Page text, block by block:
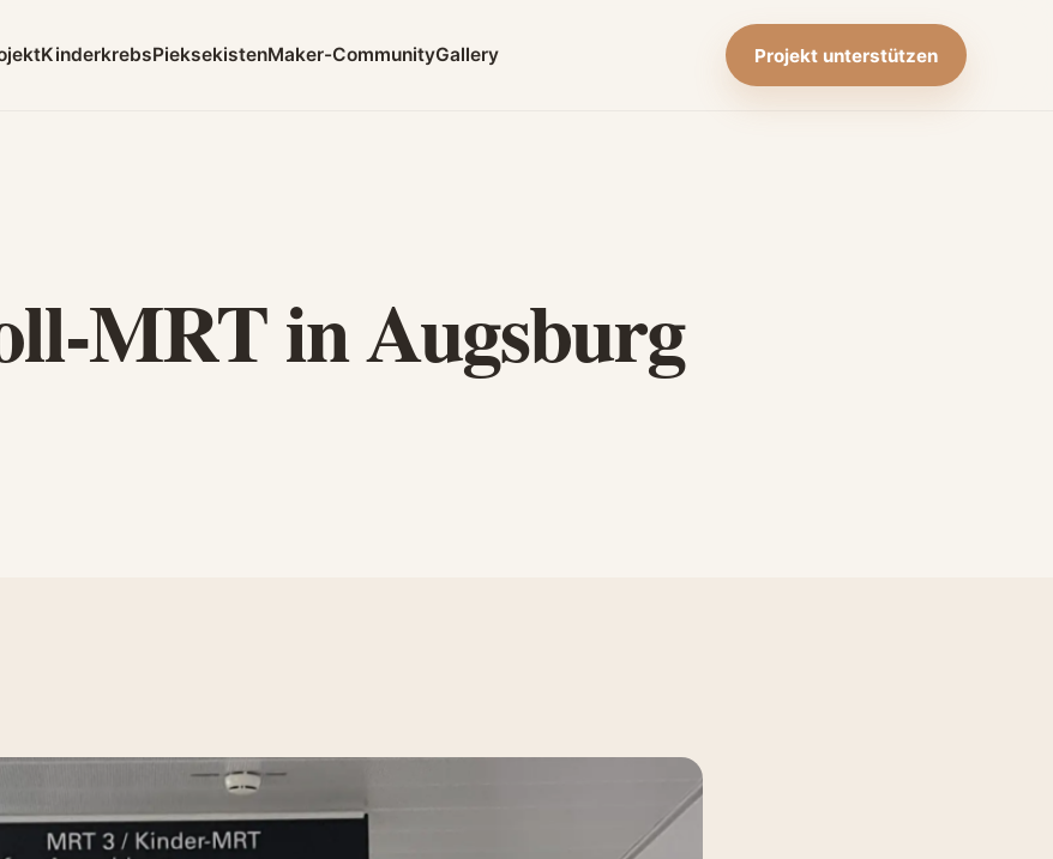
KinderkrebsPieksekistenMaker-CommunityGallery Projekt unterstützen
MRT in Augsburg